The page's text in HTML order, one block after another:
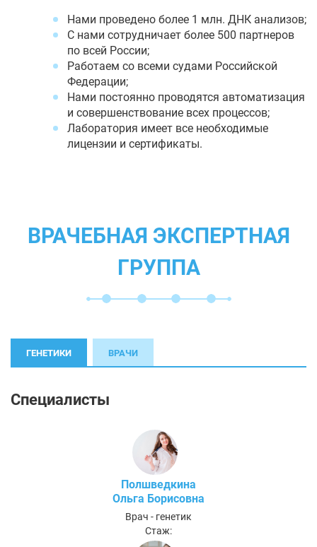
Нами проведено более 1 млн. ДНК анализов;
С нами сотрудничает более 500 партнеров
по всей России;
Работаем со всеми судами Российской
Федерации;
Нами постоянно проводятся автоматизация
и совершенствование всех процессов;
Лаборатория имеет все необходимые
лицензии и сертификаты.
ВРАЧЕБНАЯ ЭКСПЕРТНАЯ
ГРУППА
ГЕНЕТИКИ ВРАЧИ
Специалисты
Полшведкина
Ольга Борисовна
Врач - генетик
Стаж: